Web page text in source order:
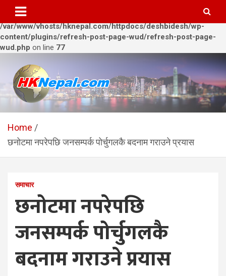
Warning
: Trying to access array offset on value of type bool in
/var/www/vhosts/hknepal.com/httpdocs/deshbidesh/wp-
content/plugins/refresh-post-page-wud/refresh-post-page-
wud.php on line 77
content
HKNepal.com – हङकङबाट
सञ्चालित पहिलो नेपाली अनलाईन
पत्रिका
hknepal, hknepal.com, hk nepal, hk nepal com
Home
छनोटमा नपरेपछि जनसम्पर्क पोर्चुगलकै बदनाम गराउने प्रयास
समाचार
छनोटमा नपरेपछि
जनसम्पर्क पोर्चुगलकै
बदनाम गराउने प्रयास